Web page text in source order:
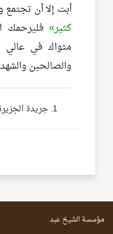
أبت إلا أن
كثير
فليرحمك
مثواك في عالي
والصالحين
جريدة الجزيرة ،
مؤسسة الشيخ عبد